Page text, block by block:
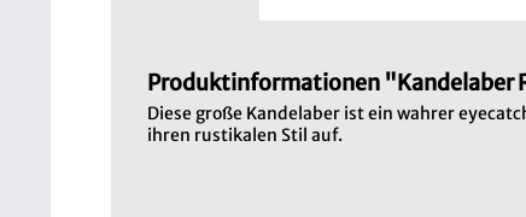
Produktinformationen "Kandelaber
Diese große Kandelaber ist ein wahrer
ihren rustikalen Stil auf.